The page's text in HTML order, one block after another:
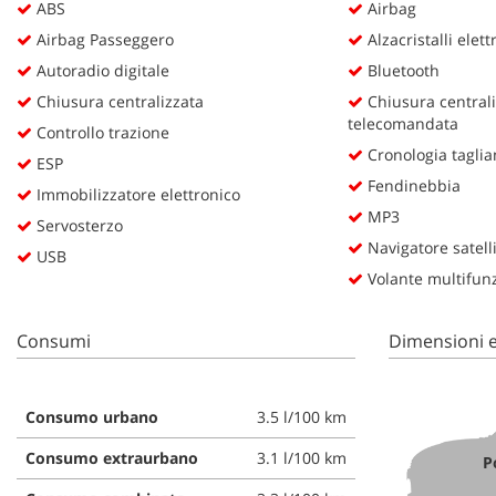
ABS
Airbag Passeggero
Autoradio digitale
Chiusura centralizzata
Controllo trazione
ESP
Immobilizzatore elettronico
Servosterzo
USB
Airbag
Alzacristalli
Bluetooth
Chiusura
telecomandata
Cronologia
Fendinebbia
MP3
Navigatore
Volante
Consumi
Consumo urbano
3.5 l/100 km
Consumo extraurbano
3.1 l/100 km
Dimensioni
questi
strumenti
di
si
rimanda
alla
cookie
policy.
Puoi
e
scelte
momento.